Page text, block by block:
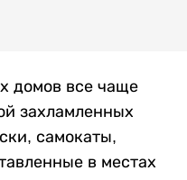
домов все чаще
захламленных
самокаты,
в местах